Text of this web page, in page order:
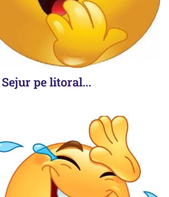
pe litoral...